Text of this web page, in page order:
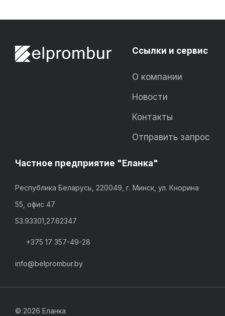
Ссылки и сервис
О компании
Новости
Контакты
Отправить запрос
Частное предприятие "Еланка"
Республика Беларусь, 220049, г. Минск, ул. Кнорина
55, офис 47
53.93301,27.62347
+375 17 357-49-28
info@belprombur.by
© 2026 Еланка